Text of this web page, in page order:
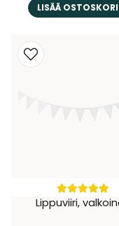
LISÄÄ
Lippuviiri,